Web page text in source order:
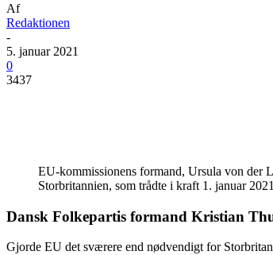
Af
Redaktionen
-
5. januar 2021
0
3437
EU-kommissionens formand, Ursula von der
Storbritannien, som trådte i kraft 1. januar
Dansk Folkepartis formand Kristian
Gjorde EU det sværere end nødvendigt for